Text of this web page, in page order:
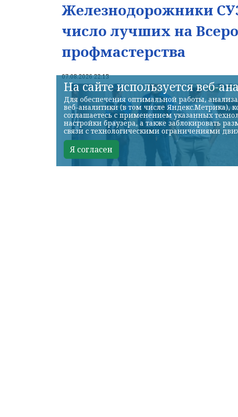
Железнодорожники
число лучших на
профмастерства
07.08.2026 22:13
На сайте используется веб-
Для обеспечения оптимальной работы,
веб-аналитики (в том числе Яндекс.Метрика),
соглашаетесь с применением указанных
настройки браузера, а также заблокировать
связи с технологическими ограничениями
Я согласен